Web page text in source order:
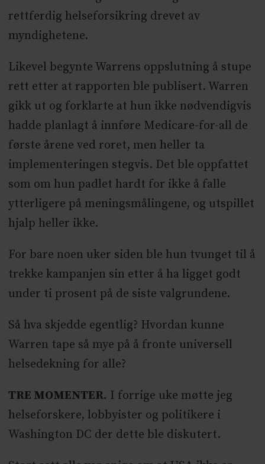
rettferdig helseforsikring drevet av
myndighetene.
Likevel begynte Warrens oppslutning å stupe
rett etter at rapporten ble publisert. Warren
gikk ut og forklarte at hun ikke nødvendigvis
hadde planlagt å innføre Medicare-for-all de
første årene ved roret, men heller ta
implementeringen stegvis. Det ble oppfattet
som om hun padlet hardt for ikke å falle
ytterligere på meningsmålingene, og utspillet
hjalp heller ikke.
For bare noen uker siden ble hun tvunget til å
trekke kampanjen sin etter å ha ligget godt
under ti prosent på de siste valgrundene.
Så hva skjedde egentlig? Hvordan kunne
Warren tape så mye på å fronte universell
helsedekning for alle?
TRE MOMENTER. I forrige uke møtte jeg
helseforskere, lobbyister og politikere i
Washington DC der dette ble diskutert.